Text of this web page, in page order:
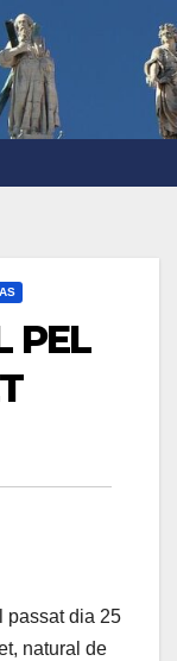
PEL
passat dia 25
natural de